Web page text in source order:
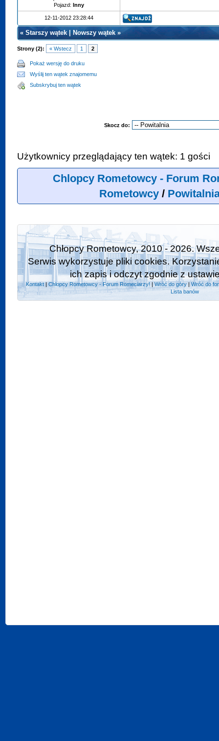
Pojazd: Inny
12-11-2012 23:28:44
«Starszy wątek Nowszy wątek»
Strony (2): « Wstecz 1 2
Pokaż wersję do druku
Wyślij ten wątek znajomemu
Subskrybuj ten wątek
Skocz do:
Użytkownicy przeglądający ten wątek: 1 gości
Chlopcy Rometowcy - Forum
Rometowcy/
Chłopcy Rometowcy, 2010 - 2026.
Serwis wykorzystuje pliki cookies.
ich zapis i odczyt zgodnie z
Kontakt| Chlopcy Rometowcy - Forum Romeciarzy! |Wróć do góry| Wróć do
Lista banów